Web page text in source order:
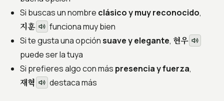
Si buscas un nombre clásico y muy reconocido,
지훈
funciona muy bien
Si te gusta una opciónsuave y elegante, 현우
puede ser la tuya
Si prefieres algo con más presencia y fuerza,
재혁 destaca más